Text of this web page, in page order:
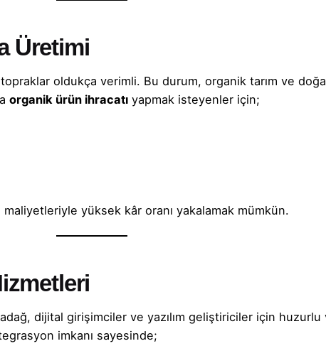
Üretimi
oldukça verimli. Bu durum, organik tarım ve
organik ürün ihracatı yapmak isteyenler için;
yüksek kâr oranı yakalamak mümkün.
dijital girişimciler ve yazılım geliştiriciler için
imkanı sayesinde;